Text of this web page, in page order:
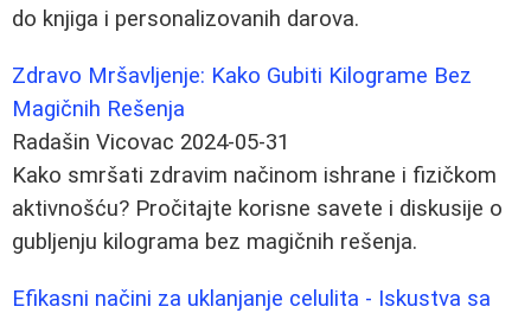
do knjiga i personalizovanih darova.
Zdravo Mršavljenje: Kako Gubiti Kilograme Bez
Magičnih Rešenja
Radašin Vicovac 2024-05-31
Kako smršati zdravim načinom ishrane i fizičkom
aktivnošću? Pročitajte korisne savete i diskusije o
gubljenju kilograma bez magičnih rešenja.
Efikasni načini za uklanjanje celulita - Iskustva sa